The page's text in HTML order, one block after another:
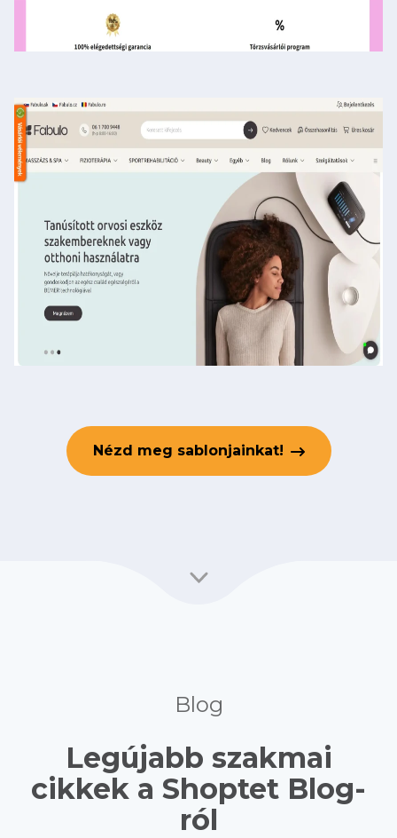
Nézd meg sablonjainkat!
Blog
Legújabb szakmai
cikkek a Shoptet Blog-
ról